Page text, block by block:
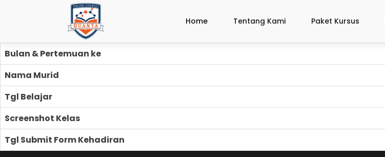
Home Tentang Kami Paket Kursus
Bulan & Pertemuan ke
Nama Murid
Tgl Belajar
Screenshot Kelas
Tgl Submit Form Kehadiran